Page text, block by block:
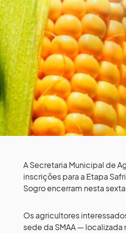
A Secretaria Municipal de
inscrições para a Etapa
Sogro encerram nesta
Os agricultores
sede da SMAA —